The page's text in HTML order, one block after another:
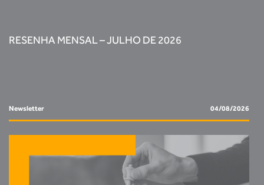
RESENHA MENSAL – JULHO DE 2026
Newsletter 04/08/2026